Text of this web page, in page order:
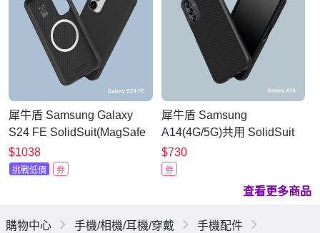
犀牛盾 Samsung Galaxy
S24 FE SolidSuit(MagSafe
兼容)超強磁吸手機殼
$1038
挑戰低價 券
犀牛盾 Samsung
A14(4G/5G)共用 SolidSuit
防摔背蓋手機殼-碳纖維紋路
$730
券
查看更多商品
購物中心 手機/相機/耳機/穿戴
手機配件